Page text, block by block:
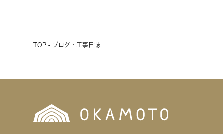
TOP - ブログ・工事日誌